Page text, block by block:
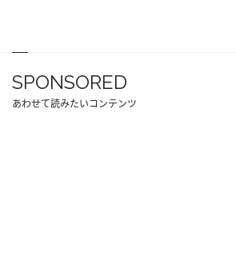
SPONSORED
あわせて読みたいコンテンツ